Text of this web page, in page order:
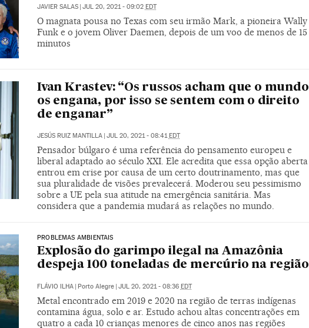
JAVIER SALAS | JUL 20, 2021 - 09:02 EDT
O magnata pousa no Texas com seu irmão Mark, a pioneira Wally
Funk e o jovem Oliver Daemen, depois de um voo de menos de 15
minutos
Ivan Krastev: “Os russos acham que o mundo
os engana, por isso se sentem com o direito
de enganar”
JESÚS RUIZ MANTILLA JUL 20, 2021 - 08:41 EDT
Pensador búlgaro é uma referência do pensamento europeu e
liberal adaptado ao século XXI. Ele acredita que essa opção aberta
entrou em crise por causa de um certo doutrinamento, mas que
sua pluralidade de visões prevalecerá. Moderou seu pessimismo
sobre a UE pela sua atitude na emergência sanitária. Mas
considera que a pandemia mudará as relações no mundo.
PROBLEMAS AMBIENTAIS
Explosão do garimpo ilegal na Amazônia
despeja 100 toneladas de mercúrio na região
FLÁVIO ILHA Porto Alegre JUL 20, 2021 - 08:36 EDT
Metal encontrado em 2019 e 2020 na região de terras indígenas
contamina água, solo e ar. Estudo achou altas concentrações em
quatro a cada 10 crianças menores de cinco anos nas regiões